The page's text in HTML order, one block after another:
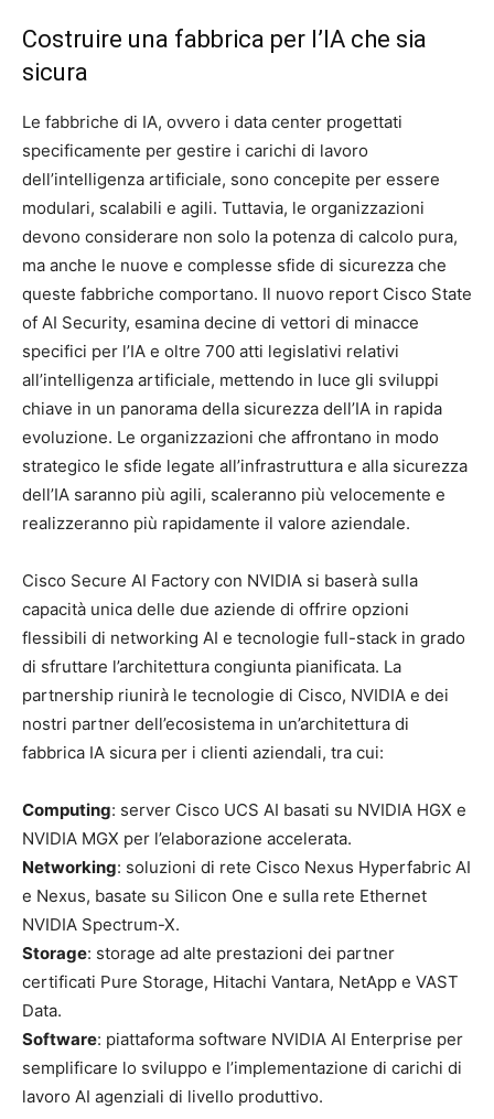
Costruire una fabbrica per l’IA che sia
sicura
Le fabbriche di IA, ovvero i data center progettati
specificamente per gestire i carichi di lavoro
dell’intelligenza artificiale, sono concepite per essere
modulari, scalabili e agili. Tuttavia, le organizzazioni
devono considerare non solo la potenza di calcolo pura,
ma anche le nuove e complesse sfide di sicurezza che
queste fabbriche comportano. Il nuovo report Cisco State
of AI Security, esamina decine di vettori di minacce
specifici per l’IA e oltre 700 atti legislativi relativi
all’intelligenza artificiale, mettendo in luce gli sviluppi
chiave in un panorama della sicurezza dell’IA in rapida
evoluzione. Le organizzazioni che affrontano in modo
strategico le sfide legate all’infrastruttura e alla sicurezza
dell’IA saranno più agili, scaleranno più velocemente e
realizzeranno più rapidamente il valore aziendale.
Cisco Secure AI Factory con NVIDIA si baserà sulla
capacità unica delle due aziende di offrire opzioni
flessibili di networking AI e tecnologie full-stack in grado
di sfruttare l’architettura congiunta pianificata. La
partnership riunirà le tecnologie di Cisco, NVIDIA e dei
nostri partner dell’ecosistema in un’architettura di
fabbrica IA sicura per i clienti aziendali, tra cui:
Computing: server Cisco UCS AI basati su NVIDIA HGX e
NVIDIA MGX per l’elaborazione accelerata.
Networking: soluzioni di rete Cisco Nexus Hyperfabric AI
e Nexus, basate su Silicon One e sulla rete Ethernet
NVIDIA Spectrum-X.
Storage: storage ad alte prestazioni dei partner
certificati Pure Storage, Hitachi Vantara, NetApp e VAST
Data.
Software: piattaforma software NVIDIA AI Enterprise per
semplificare lo sviluppo e l’implementazione di carichi di
lavoro AI agenziali di livello produttivo.